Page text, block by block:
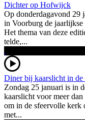
Dichter op Hofwijck
Op donderdagavond 29
in Voorburg de
Het thema van deze
telde,...
Diner bij kaarslicht in
Zondag 25 januari is in
kaarslicht voor meer
om in de sfeervolle kerk
met...